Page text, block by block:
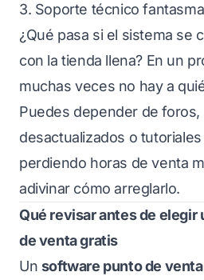
3. Soporte técnico fantasma
¿Qué pasa si el sistema se
con la tienda llena? En un
muchas veces no hay a
Puedes depender de foros,
desactualizados o
perdiendo horas de venta
adivinar cómo arreglarlo.
Qué revisar antes de elegir
de venta gratis
Un software punto de